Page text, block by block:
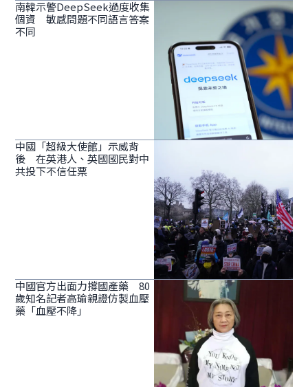
南韓示警DeepSeek過度收集
個資 敏感問題不同語言答案
不同
中國「超級大使館」示威背
後 在英港人、英國國民對中
共投下不信任票
中國官方出面力撐國產藥 80
歲知名記者高瑜親證仿製血壓
藥「血壓不降」